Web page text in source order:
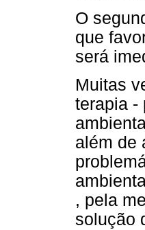
O
que
será
Muitas
terapia -
além de
, pela
solução